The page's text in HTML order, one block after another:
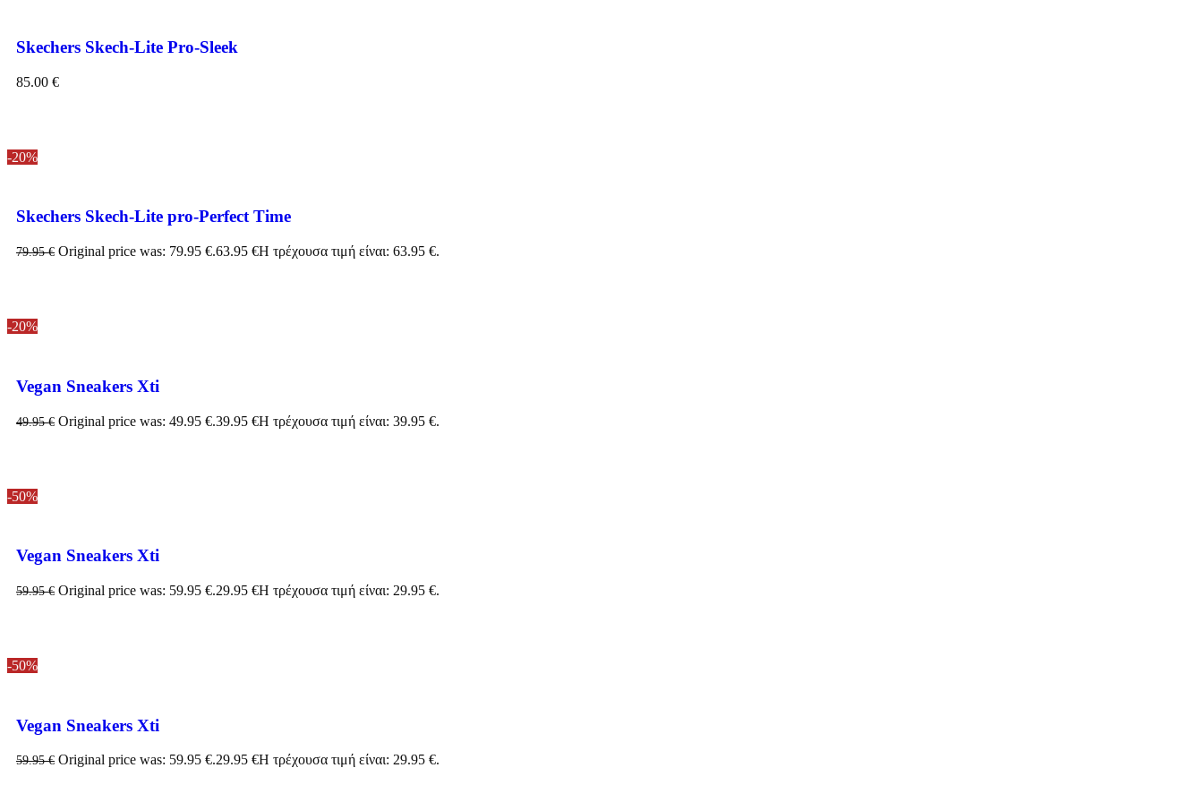
Skechers Skech-Lite Pro-Sleek
85.00 €
-20%
Skechers Skech-Lite pro-Perfect Time
79.95€ Original price was: 79.95 €.63.95 €Η τρέχουσα τιμή είναι: 63.95 €.
-20%
Vegan Sneakers Xti
49.95€ Original price was: 49.95 €.39.95 €Η τρέχουσα τιμή είναι: 39.95 €.
-50%
Vegan Sneakers Xti
59.95€ Original price was: 59.95 €.29.95 €Η τρέχουσα τιμή είναι: 29.95 €.
-50%
Vegan Sneakers Xti
59.95€ Original price was: 59.95 €.29.95 €Η τρέχουσα τιμή είναι: 29.95 €.